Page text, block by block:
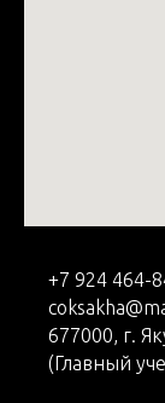
+7 924 464-
677000, г.
(Главный